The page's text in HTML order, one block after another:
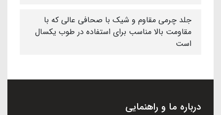
جلد چرمی مقاوم و شیک با صحافی عالی که با
مقاومت بالا مناسب برای استفاده در طوب یکسال
است
درباره ما و راهنمایی